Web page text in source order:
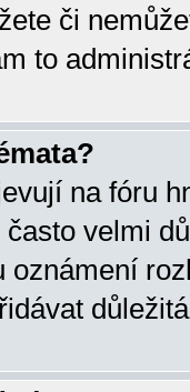
či
to
na fóru
velmi
oznámení